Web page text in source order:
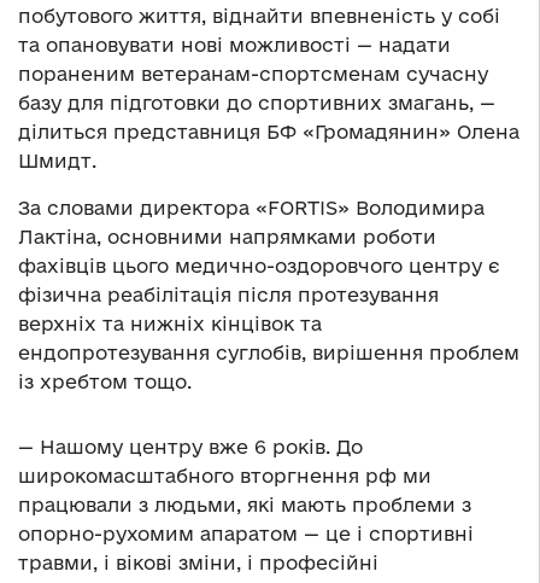
побутового життя, віднайти впевненість у собі
та опановувати нові можливості — надати
пораненим ветеранам-спортсменам сучасну
базу для підготовки до спортивних змагань, —
ділиться представниця БФ «Громадянин» Олена
Шмидт.
За словами директора «FORTIS» Володимира
Лактіна, основними напрямками роботи
фахівців цього медично-оздоровчого центру є
фізична реабілітація після протезування
верхніх та нижніх кінцівок та
ендопротезування суглобів, вирішення проблем
із хребтом тощо.
— Нашому центру вже 6 років. До
широкомасштабного вторгнення рф ми
працювали з людьми, які мають проблеми з
опорно-рухомим апаратом — це і спортивні
травми, і вікові зміни, і професійні